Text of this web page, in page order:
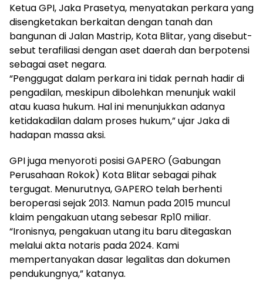
Ketua GPI, Jaka Prasetya, menyatakan perkara yang
disengketakan berkaitan dengan tanah dan
bangunan di Jalan Mastrip, Kota Blitar, yang disebut-
sebut terafiliasi dengan aset daerah dan berpotensi
sebagai aset negara.
“Penggugat dalam perkara ini tidak pernah hadir di
pengadilan, meskipun dibolehkan menunjuk wakil
atau kuasa hukum. Hal ini menunjukkan adanya
ketidakadilan dalam proses hukum,” ujar Jaka di
hadapan massa aksi.
GPI juga menyoroti posisi GAPERO (Gabungan
Perusahaan Rokok) Kota Blitar sebagai pihak
tergugat. Menurutnya, GAPERO telah berhenti
beroperasi sejak 2013. Namun pada 2015 muncul
klaim pengakuan utang sebesar Rp10 miliar.
“Ironisnya, pengakuan utang itu baru ditegaskan
melalui akta notaris pada 2024. Kami
mempertanyakan dasar legalitas dan dokumen
pendukungnya,” katanya.